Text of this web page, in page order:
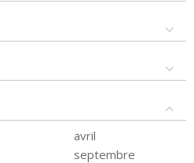
avril
septembre